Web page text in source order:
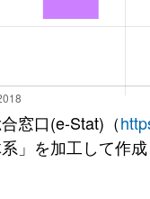
窓口(e-Stat)（
」を加工して作成